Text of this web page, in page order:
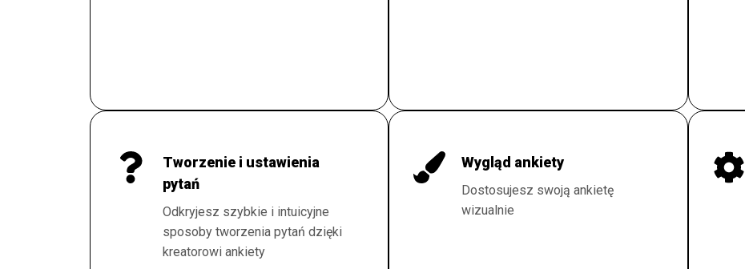
Tworzenie i ustawienia
pytań
Odkryjesz szybkie i intuicyjne
sposoby tworzenia pytań dzięki
kreatorowi ankiety
Wygląd ankiety
Dostosujesz swoją ankietę
wizualnie